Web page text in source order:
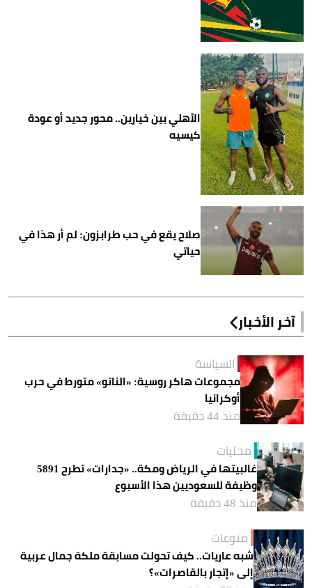
الأهلي بين خيارين.. محور جديد أو عودة
كيسيه
صلاح يقع في حب طرابزون: لم أر هذا في
حياتي
آخر الأخبار
السياسة
مجموعات هاكر روسية: «الناتو» متورط في حرب
أوكرانيا
منذ 44 دقيقة
محليات
غالبيتها في الرياض ومكة.. «جدارات» تطرح 5891
وظيفة للسعوديين هذا الأسبوع
منذ 48 دقيقة
منوعات
شبه عاريات.. كيف تحولت مسابقة ملكة جمال عربية
إلى «إتجار بالقاصرات»؟